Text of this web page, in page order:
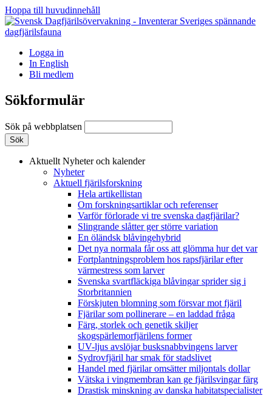
Hoppa till huvudinnehåll
Logga in
In English
Bli medlem
Sökformulär
Sök på webbplatsen
Aktuellt Nyheter och kalender
Nyheter
Aktuell fjärilsforskning
Hela artikellistan
Om forskningsartiklar och referenser
Varför förlorade vi tre svenska dagfjärilar?
Slingrande slåtter ger större variation
En öländsk blåvingehybrid
Det nya normala får oss att glömma hur det var
Fortplantningsproblem hos rapsfjärilar efter
värmestress som larver
Svenska svartfläckiga blåvingar sprider sig i
Storbritannien
Förskjuten blomning som försvar mot fjäril
Fjärilar som pollinerare – en laddad fråga
Färg, storlek och genetik skiljer
skogspärlemorfjärilens former
UV-ljus avslöjar busksnabbvingens larver
Sydrovfjäril har smak för stadslivet
Handel med fjärilar omsätter miljontals dollar
Vätska i vingmembran kan ge fjärilsvingar färg
Drastisk minskning av danska habitatspecialister